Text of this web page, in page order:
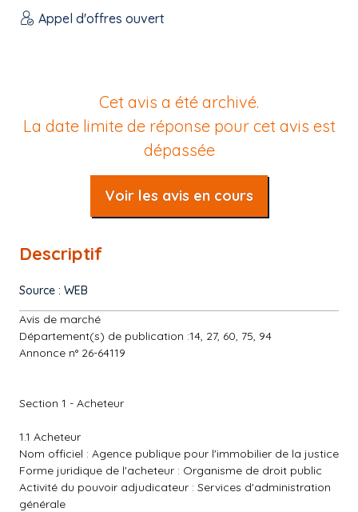
Appel d'offres ouvert
Cet avis a été archivé.
La date limite de réponse pour cet avis est
dépassée
Voir les avis en cours
Descriptif
Source : WEB
Avis de marché
Département(s) de publication :14, 27, 60, 75, 94
Annonce n° 26-64119
Section 1 - Acheteur
1.1 Acheteur
Nom officiel : Agence publique pour l'immobilier de la justice
Forme juridique de l'acheteur : Organisme de droit public
Activité du pouvoir adjudicateur : Services d'administration
générale